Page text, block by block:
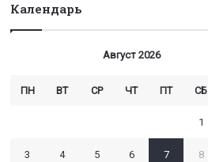
Календарь
Август 2026
ПН ВТ СР ЧТ ПТ СБ
1
3 4 5 6 7 8